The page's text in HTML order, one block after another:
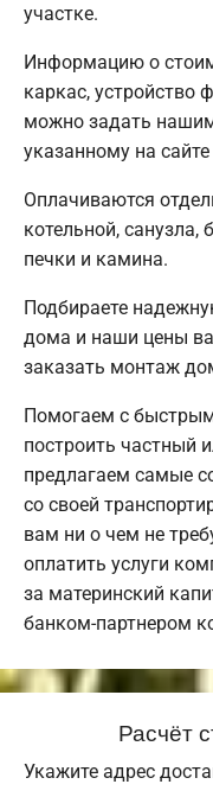
участке.
Информацию о
каркас, устройство
можно задать
указанному на
Оплачиваются
котельной, санузла,
печки и камина.
Подбираете
дома и наши цены
заказать монтаж
Помогаем с
построить частный
предлагаем самые
со своей
вам ни о чем не
оплатить услуги
за материнский
банком-партнером
Расчёт
Укажите адрес